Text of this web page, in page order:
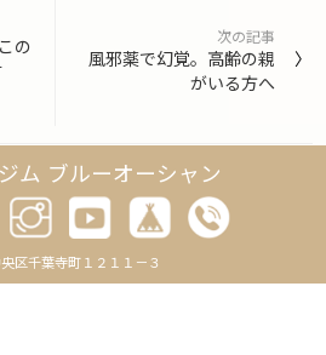
の
次の記事
風邪薬で幻覚。高齢の親
がいる方へ
ム ブルーオーシャン
区千葉寺町１２１１－３